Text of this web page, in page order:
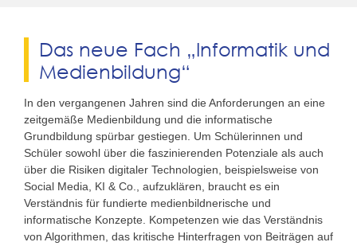
Das neue Fach „Informatik und
Medienbildung“
In den vergangenen Jahren sind die Anforderungen an eine
zeitgemäße Medienbildung und die informatische
Grundbildung spürbar gestiegen. Um Schülerinnen und
Schüler sowohl über die faszinierenden Potenziale als auch
über die Risiken digitaler Technologien, beispielsweise von
Social Media, KI & Co., aufzuklären, braucht es ein
Verständnis für fundierte medienbildnerische und
informatische Konzepte. Kompetenzen wie das Verständnis
von Algorithmen, das kritische Hinterfragen von Beiträgen auf